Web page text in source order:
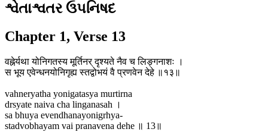
શ્વેતાશ્વતર ઉપનિષદ
Chapter 1, Verse 13
वह्नेर्यथा योनिगतस्य मूर्तिनर् दृश्यते नैव च लिङ्गनाशः ।
स भूय एवेन्धनयोनिगृह्य स्तद्वोभयं वै प्रणवेन देहे ॥१३॥
vahneryatha yonigatasya murtirna
drsyate naiva cha linganasah ।
sa bhuya evendhanayonigrhya-
stadvobhayam vai pranavena dehe ॥ 13॥